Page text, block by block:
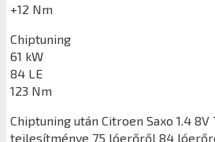
+12 Nm
Chiptuning
61 kW
84 LE
123 Nm
Chiptuning után Citroen Saxo 1.4 8V
tejlesítménye 75 lóerőről 84